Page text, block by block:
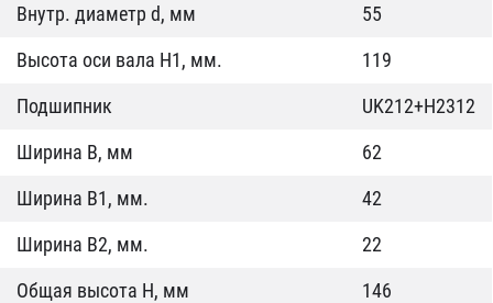
Внутр. диаметр d, мм
55
Высота оси вала H1, мм.
119
Подшипник
UK212+H2312
Ширина B, мм
62
Ширина B1, мм.
42
Ширина B2, мм.
22
Общая высота H, мм
146